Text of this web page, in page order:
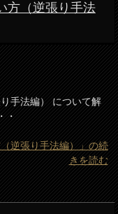
方（逆張り手法
手法編） について解
・
逆張り手法編）」の続
きを読む